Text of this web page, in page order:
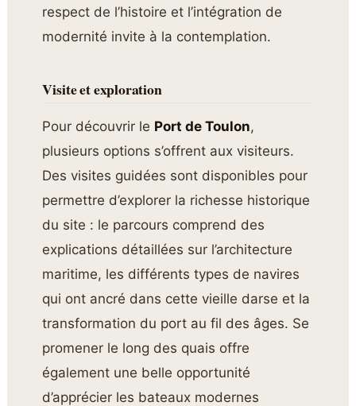
respect de l’histoire et l’intégration de
modernité invite à la contemplation.
Visite et exploration
Pour découvrir le Port de Toulon,
plusieurs options s’offrent aux visiteurs.
Des visites guidées sont disponibles pour
permettre d’explorer la richesse historique
du site : le parcours comprend des
explications détaillées sur l’architecture
maritime, les différents types de navires
qui ont ancré dans cette vieille darse et la
transformation du port au fil des âges. Se
promener le long des quais offre
également une belle opportunité
d’apprécier les bateaux modernes